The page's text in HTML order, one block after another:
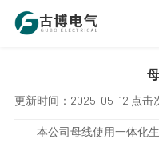
更新时间： 2025-05-12 点击
本公司母线使用一体化